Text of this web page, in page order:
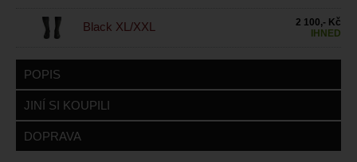
Black XL/XXL
2 100,- Kč
IHNED
POPIS
JINÍ SI KOUPILI
DOPRAVA